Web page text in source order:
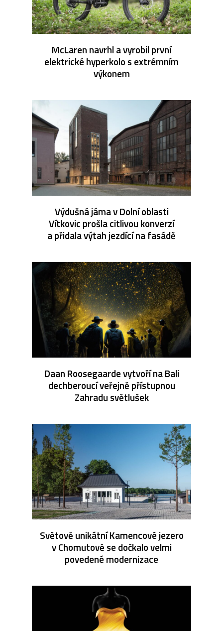
McLaren navrhl a vyrobil první
elektrické hyperkolo s extrémním
výkonem
Výdušná jáma v Dolní oblasti
Vítkovic prošla citlivou konverzí
a přidala výtah jezdící na fasádě
Daan Roosegaarde vytvoří na Bali
dechberoucí veřejně přístupnou
Zahradu světlušek
Světově unikátní Kamencové jezero
v Chomutově se dočkalo velmi
povedené modernizace